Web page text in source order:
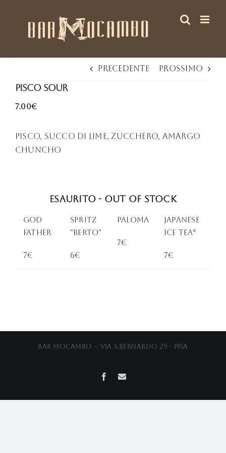
Precedente Prossimo
Pisco Sour
7.00€
Pisco, succo di lime, zucchero, Amargo
Chuncho
Esaurito - Out of stock
God
Father
7€
Spritz
"Berto"
6€
PALOMA
7€
Japanese
Ice Tea*
7€
Bar Mocambo ~ Via S.Bernardo 29 - Pisa
Facebook
Email